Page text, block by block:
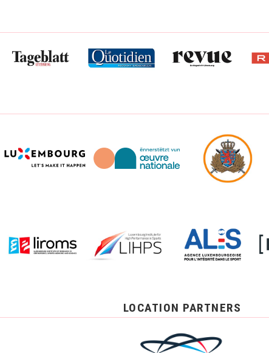
LOCATION PARTNERS